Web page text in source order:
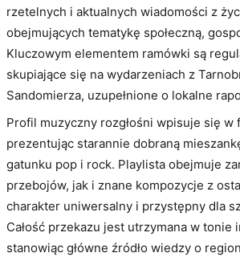
rzetelnych i aktualnych wiadomości z
obejmujących tematykę społeczną,
Kluczowym elementem ramówki są
skupiające się na wydarzeniach z
Sandomierza, uzupełnione o lokalne
Profil muzyczny rozgłośni wpisuje się
prezentując starannie dobraną
gatunku pop i rock. Playlista obejmuje
przebojów, jak i znane kompozycje z
charakter uniwersalny i przystępny dla
Całość przekazu jest utrzymana w
stanowiąc główne źródło wiedzy o